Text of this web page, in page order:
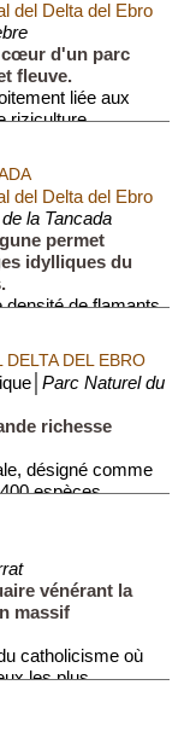
del Delta del Ebro
cœur d'un parc
fleuve.
liée aux
riziculture,
del Delta del Ebro
la Tancada
permet
idylliques du
densité de flamants
DELTA DEL EBRO
Parc Naturel du
richesse
désigné comme
espèces
vénérant la
massif
catholicisme où
les plus...